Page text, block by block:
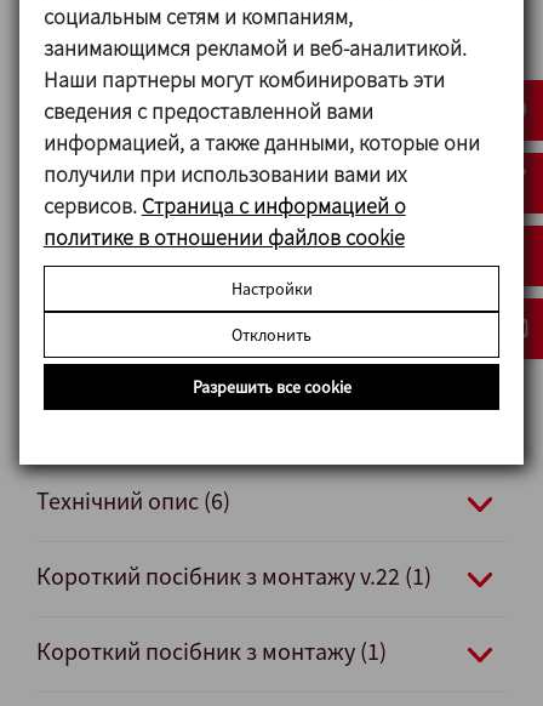
Обробка поверхні:
Внутрішня полірована Ra ≤ 0,8 μm
Зовнішня Матова
Розміри:
DIN EN 10357 series A DN 25 - DN 100
ASTM A269/270 OD 1’’ - OD 4’’
Приєднання під зварювання
Документ
Технічний опис (6)
Короткий посібник з монтажу v.22 (1)
Короткий посібник з монтажу (1)
социальным сетям и компаниям,
занимающимся рекламой и веб-аналитикой.
Наши партнеры могут комбинировать эти
сведения с предоставленной вами
информацией, а также данными, которые они
получили при использовании вами их
сервисов. Страница с информацией о
политике в отношении файлов cookie
Настройки
Отклонить
Разрешить все cookie